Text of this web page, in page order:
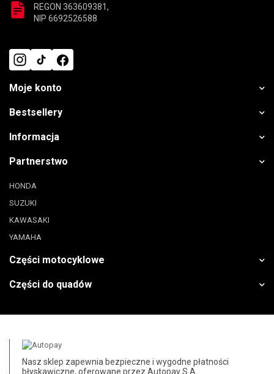
REGON 363609381,
NIP 6692526588
Moje konto
Bestsellery
Informacja
Partnerstwo
HONDA
SUZUKI
KAWASAKI
YAMAHA
Części motocyklowe
Części do quadów
Nasz sklep zapewnia bezpieczne i wygodne płatności
błyskawiczne, oferowane przez Autopay S.A.